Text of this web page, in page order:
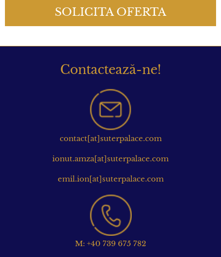
SOLICITA OFERTA
Contactează-ne!
contact[at]suterpalace.com
ionut.amza[at]suterpalace.com
emil.ion[at]suterpalace.com
M: +40 739 675 782